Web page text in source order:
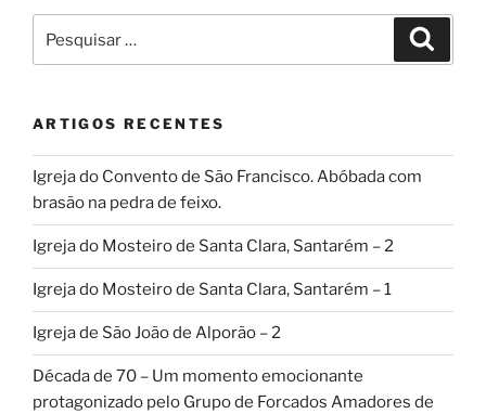
por:
ARTIGOS RECENTES
Igreja do Convento de São Francisco. Abóbada com
brasão na pedra de feixo.
Igreja do Mosteiro de Santa Clara, Santarém – 2
Igreja do Mosteiro de Santa Clara, Santarém – 1
Igreja de São João de Alporão – 2
Década de 70 – Um momento emocionante
protagonizado pelo Grupo de Forcados Amadores de